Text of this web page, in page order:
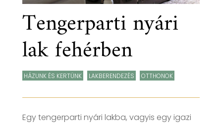
Tengerparti nyári
lak fehérben
HÁZUNK ÉS KERTÜNK LAKBERENDEZÉS OTTHONOK
Egy tengerparti nyári lakba, vagyis egy igazi